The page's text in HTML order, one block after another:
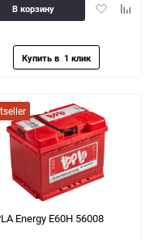
Добавить
В корзину
Energy E60H 56008